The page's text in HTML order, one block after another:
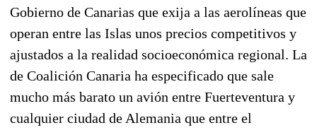
Gobierno de Canarias que exija a las aerolíneas que
operan entre las Islas unos precios competitivos y
ajustados a la realidad socioeconómica regional. La
de Coalición Canaria ha especificado que sale
mucho más barato un avión entre Fuerteventura y
cualquier ciudad de Alemania que entre el